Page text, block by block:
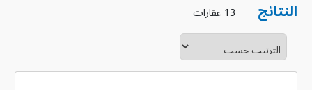
النتائج 13 عقارات